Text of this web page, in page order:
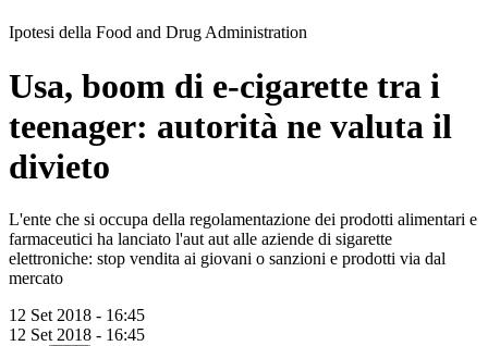
Ipotesi della Food and Drug Administration
Usa, boom di e-cigarette tra i
teenager: autorità ne valuta il
divieto
L'ente che si occupa della regolamentazione dei prodotti alimentari e
farmaceutici ha lanciato l'aut aut alle aziende di sigarette
elettroniche: stop vendita ai giovani o sanzioni e prodotti via dal
mercato
12 Set 2018 - 16:45
12 Set 2018 - 16:45